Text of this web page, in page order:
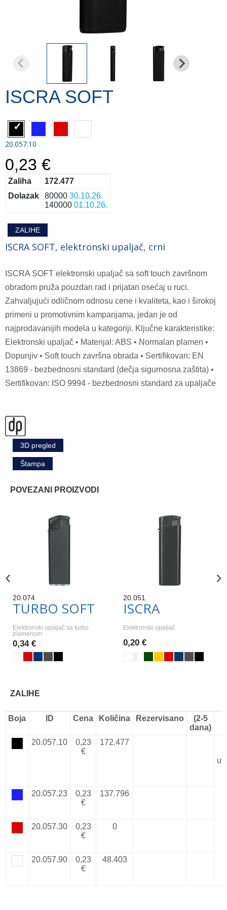
ISCRA SOFT
20.057.10
0,23 €
Zaliha
172.477
Dolazak
80000 30.10.26.
140000 01.10.26.
ZALIHE
ISCRA SOFT, elektronski upaljač, crni
ISCRA SOFT elektronski upaljač sa soft touch završnom
obradom pruža pouzdan rad i prijatan osećaj u ruci.
Zahvaljujući odličnom odnosu cene i kvaliteta, kao i širokoj
primeni u promotivnim kampanjama, jedan je od
najprodavanijih modela u kategoriji. Ključne karakteristike:
Elektronski upaljač • Materijal: ABS • Normalan plamen •
Dopunjiv • Soft touch završna obrada • Sertifikovan: EN
13869 - bezbednosni standard (dečja sigurnosna zaštita) •
Sertifikovan: ISO 9994 - bezbednosni standard za upaljače
3D pregled
Štampa
POVEZANI PROIZVODI
20.074
TURBO SOFT
Elektronski upaljač sa turbo
plamenom
0,34 €
20.051
ISCRA
Elektronski upaljač
0,20 €
‹ ›
ZALIHE
Boja ID Cena Količina Rezervisano
(2-5
dana)
20.057.10
0,23
€
172.477
20.057.23
0,23
€
137.796
20.057.30
0,23
€
0
20.057.90
0,23
€
48.403